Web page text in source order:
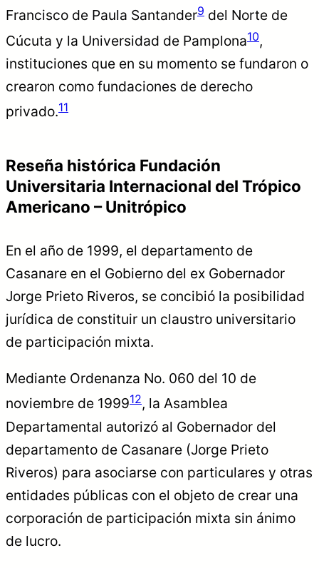
Francisco de Paula Santander9 del Norte de
Cúcuta y la Universidad de Pamplona10,
instituciones que en su momento se fundaron o
crearon como fundaciones de derecho
privado.11
Reseña histórica Fundación
Universitaria Internacional del Trópico
Americano – Unitrópico
En el año de 1999, el departamento de
Casanare en el Gobierno del ex Gobernador
Jorge Prieto Riveros, se concibió la posibilidad
jurídica de constituir un claustro universitario
de participación mixta.
Mediante Ordenanza No. 060 del 10 de
noviembre de 199912, la Asamblea
Departamental autorizó al Gobernador del
departamento de Casanare (Jorge Prieto
Riveros) para asociarse con particulares y otras
entidades públicas con el objeto de crear una
corporación de participación mixta sin ánimo
de lucro.